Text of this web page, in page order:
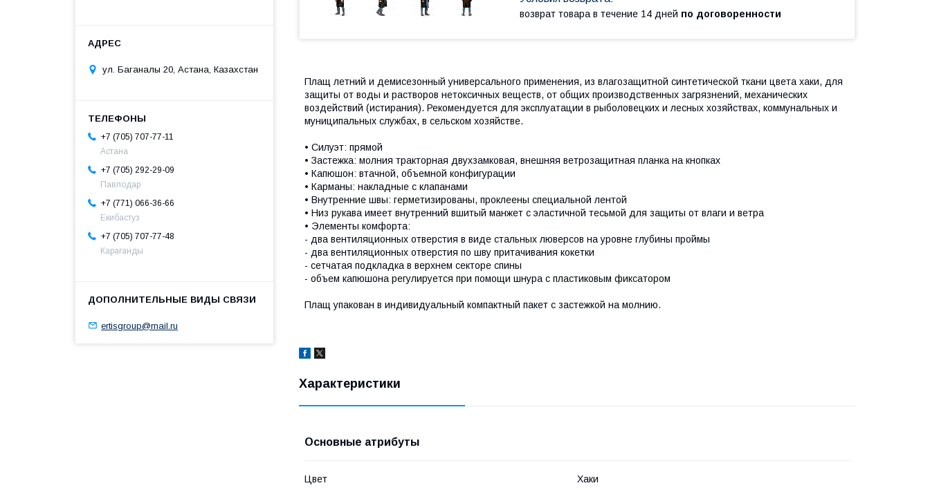
возврат товара в течение 14 дней по договоренности
Плащ летний и демисезонный универсального применения, из влагозащитной синтетической ткани цвета хаки, для
защиты от воды и растворов нетоксичных веществ, от общих производственных загрязнений, механических
воздействий (истирания). Рекомендуется для эксплуатации в рыболовецких и лесных хозяйствах, коммунальных и
муниципальных службах, в сельском хозяйстве.
• Силуэт: прямой
• Застежка: молния тракторная двухзамковая, внешняя ветрозащитная планка на кнопках
• Капюшон: втачной, объемной конфигурации
• Карманы: накладные с клапанами
• Внутренние швы: герметизированы, проклеены специальной лентой
• Низ рукава имеет внутренний вшитый манжет с эластичной тесьмой для защиты от влаги и ветра
• Элементы комфорта:
- два вентиляционных отверстия в виде стальных люверсов на уровне глубины проймы
- два вентиляционных отверстия по шву притачивания кокетки
- сетчатая подкладка в верхнем секторе спины
- объем капюшона регулируется при помощи шнура с пластиковым фиксатором
Плащ упакован в индивидуальный компактный пакет с застежкой на молнию.
Характеристики
Основные атрибуты
Цвет Хаки
ул. Баганалы 20, Астана, Казахстан
+7 (705) 707-77-11
Астана
+7 (705) 292-29-09
Павлодар
+7 (771) 066-36-66
Екибастуз
+7 (705) 707-77-48
Караганды
ertisgroup@mail.ru